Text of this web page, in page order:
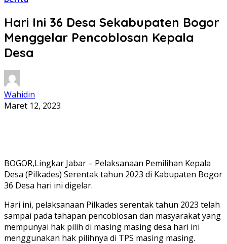
Hari Ini 36 Desa Sekabupaten Bogor
Menggelar Pencoblosan Kepala
Desa
Wahidin
Maret 12, 2023
BOGOR,Lingkar Jabar – Pelaksanaan Pemilihan Kepala
Desa (Pilkades) Serentak tahun 2023 di Kabupaten Bogor
36 Desa hari ini digelar.
Hari ini, pelaksanaan Pilkades serentak tahun 2023 telah
sampai pada tahapan pencoblosan dan masyarakat yang
mempunyai hak pilih di masing masing desa hari ini
menggunakan hak pilihnya di TPS masing masing.